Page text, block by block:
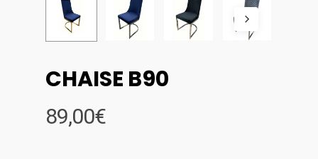
CHAISE B90
89,00€